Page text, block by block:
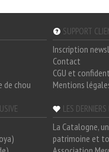
de chou
SUPPORT
Inscription
Contact
CGU et
Mentions
LES
La Catalogne,
patrimoine et